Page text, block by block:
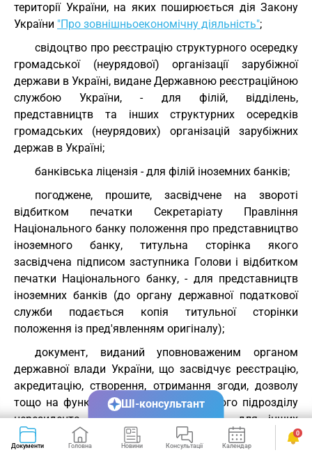
території України, на яких поширюється дія Закону
України "Про зовнішньоекономічну діяльність";
свідоцтво про реєстрацію структурного осередку
громадської (неурядової) організації зарубіжної
держави в Україні, видане Державною реєстраційною
службою України, - для філій, відділень,
представництв та інших структурних осередків
громадських (неурядових) організацій зарубіжних
держав в Україні;
банківська ліцензія - для філій іноземних банків;
погоджене, прошите, засвідчене на звороті
відбитком печатки Секретаріату Правління
Національного банку положення про представництво
іноземного банку, титульна сторінка якого
засвідчена підписом заступника Голови і відбитком
печатки Національного банку, - для представництв
іноземних банків (до органу державної податкової
служби подається копія титульної сторінки
положення із пред'явленням оригіналу);
документ, виданий уповноваженим органом
державної влади України, що засвідчує реєстрацію,
акредитацію, створення, отримання згоди, дозволу
тощо на функціонування відокремленого підрозділу
нерезидента на території України, - для інших
відокремлених підрозділів нерезидентів.
Документи Головна Новини Консультації Календар Сервіси
0
ШІ-консультант